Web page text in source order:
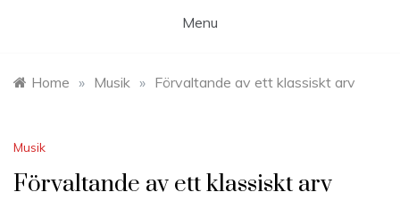
Menu
Home » Musik » Förvaltande av ett klassiskt arv
Musik
Förvaltande av ett klassiskt arv